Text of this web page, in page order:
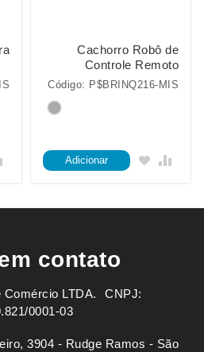
Cachorro Robô de
Controle Remoto
Código: P$BRINQ216-MIS
Adicionar
contato
LTDA. ㅤㅤㅤ CNPJ:
0001-03
3904 - Rudge Ramos - São